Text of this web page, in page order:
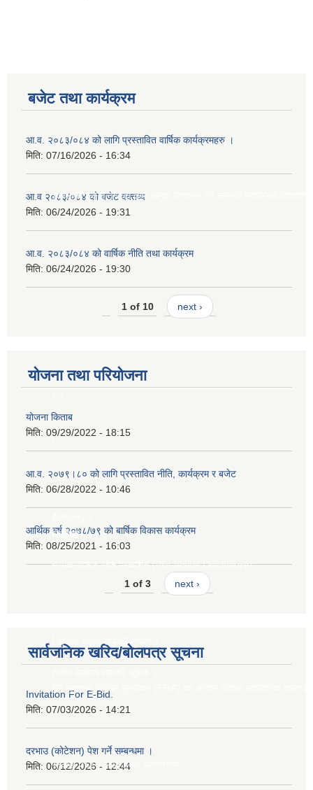
र इल्दीखोलाको ढुङ्गा, गिट्टी तथा बालुवा उत्खनन गर्ने सम्बन्धी प्रारम्भिक वातावरणीय
(खैरेनीघाट) ।
क्रियाकलापहरु स्वत प्रकाशन (Pro-active Disclosure)
सुचारु भएको सम्बन्धी सूचना ।
सुशासन जोखिम मुल्यांकन (FRA) को अन्तिम नतिजा सार्वजनिक सम्बन्धमा ।
२०८२ साल असार मसान्तसम्म
बजेट तथा कार्यक्रम
आ.व. २०८३/०८४ को लागि प्रस्तावित वार्षिक कार्यक्रमहरु ।
मिति: 07/16/2026 - 16:34
आ.व २०८३/०८४ को बजेट वक्तव्य
मिति: 06/24/2026 - 19:31
आ.व. २०८३/०८४ को वार्षिक नीति तथा कार्यक्रम
मिति: 06/24/2026 - 19:30
1 of 10 next ›
योजना तथा परियोजना
योजना किताब
मिति: 09/29/2022 - 18:15
आ.व. २०७९।८० को लागि प्रस्तावित नीति, कार्यक्रम र बजेट
मिति: 06/28/2022 - 10:46
आर्थिक बर्ष २०७८/७९ को बार्षिक विकास कार्यक्रम
मिति: 08/25/2021 - 16:03
1 of 3 next ›
सार्वजनिक खरिद/बोलपत्र सूचना
Invitation For E-Bid.
मिति: 07/03/2026 - 14:21
दरभाउ (कोटेशन) पेश गर्ने सम्बन्धमा ।
मिति: 06/12/2026 - 12:44